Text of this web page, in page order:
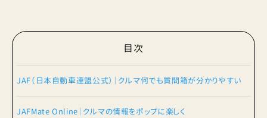
目次
JAF（日本自動車連盟公式）｜クルマ何でも質問箱が分かりやすい
JAFMate Online｜クルマの情報をポップに楽しく